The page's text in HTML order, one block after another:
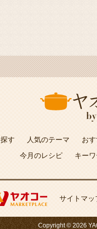
す 人気のテーマ お
今月のレシピ
キー
サイトマッ
Copyright © 2026